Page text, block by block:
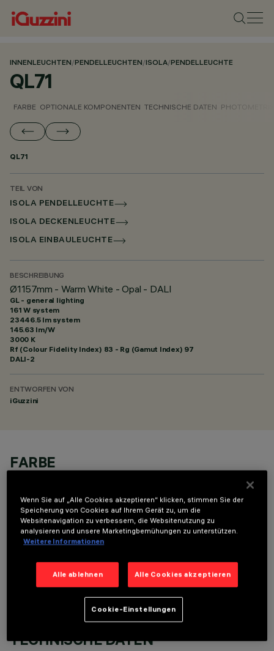
INNENLEUCHTEN/PENDELLEUCHTEN/ISOLA/PENDELLEUCHTE
QL71
FARBE OPTIONALE KOMPONENTEN TECHNISCHE DATEN
QL71
TEIL VON
ISOLA PENDELLEUCHTE
ISOLA DECKENLEUCHTE
ISOLA EINBAULEUCHTE
BESCHREIBUNG
Ø1157mm - Warm White - Opal - DALI
GL - general lighting
161 W system
23446.5 lm system
145.63 lm/W
3000 K
Rf (Colour Fidelity Index) 83 - Rg (Gamut Index) 97
DALI-2
ENTWORFEN VON
iGuzzini
FARBE
OPTIONALE KOMPONENTEN
TECHNISCHE DATEN
Wenn Sie auf „Alle Cookies akzeptieren“ klicken, stimmen Sie der
Speicherung von Cookies auf Ihrem Gerät zu, um die
Websitenavigation zu verbessern, die Websitenutzung zu
analysieren und unsere Marketingbemühungen zu unterstützen.
Weitere Informationen
Alle ablehnen Alle Cookies akzeptieren
Cookie-Einstellungen